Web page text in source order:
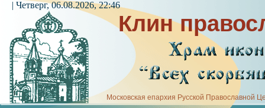
Клин
Московская епархия Русской Православной
| Четверг, 06.08.2026, 22:46